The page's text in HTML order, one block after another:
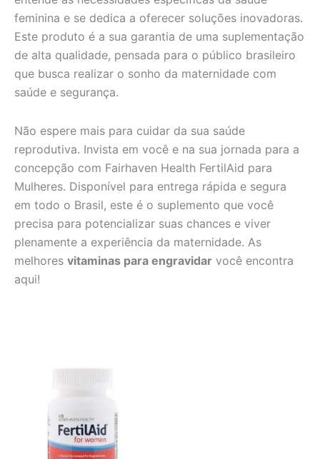
feminina e se dedica a oferecer soluções inovadoras.
Este produto é a sua garantia de uma suplementação
de alta qualidade, pensada para o público brasileiro
que busca realizar o sonho da maternidade com
saúde e segurança.
Não espere mais para cuidar da sua saúde
reprodutiva. Invista em você e na sua jornada para a
concepção com Fairhaven Health FertilAid para
Mulheres. Disponível para entrega rápida e segura
em todo o Brasil, este é o suplemento que você
precisa para potencializar suas chances e viver
plenamente a experiência da maternidade. As
melhores vitaminas para engravidar você encontra
aqui!